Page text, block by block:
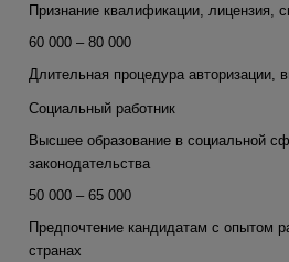
Признание квалификации, лицензия,
60 000 – 80 000
Длительная процедура авторизации,
Социальный работник
Высшее образование в социальной
законодательства
50 000 – 65 000
Предпочтение кандидатам с опытом
странах